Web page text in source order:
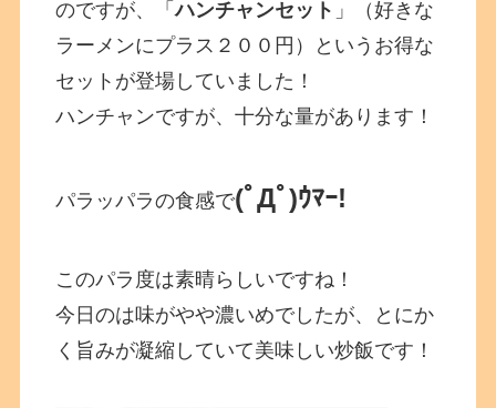
のですが、「ハンチャンセット 」（好きな
ラーメンにプラス２００円）というお得な
セットが登場していました！
ハンチャンですが、十分な量があります！
パラッパラの食感で(ﾟДﾟ)ｳﾏｰ!
このパラ度は素晴らしいですね！
今日のは味がやや濃いめでしたが、とにか
く旨みが凝縮していて美味しい炒飯です！